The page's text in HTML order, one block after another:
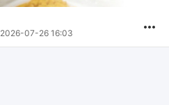
2026-07-26 16:03